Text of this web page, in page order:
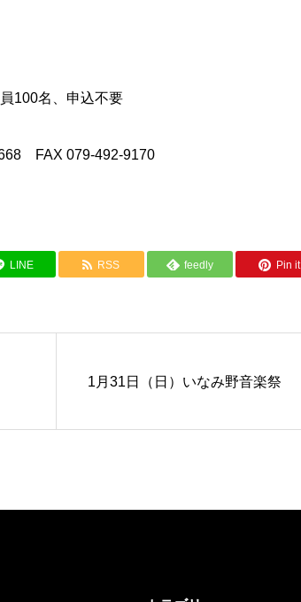
100名、申込不要
FAX 079-492-9170
LINE RSS feedly Pin it
1月31日（日）いなみ野音楽祭